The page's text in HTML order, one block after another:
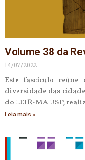
Volume 38 da
14/07/2022
Este fascículo reúne
diversidade das
do LEIR-MA USP,
Leia mais »